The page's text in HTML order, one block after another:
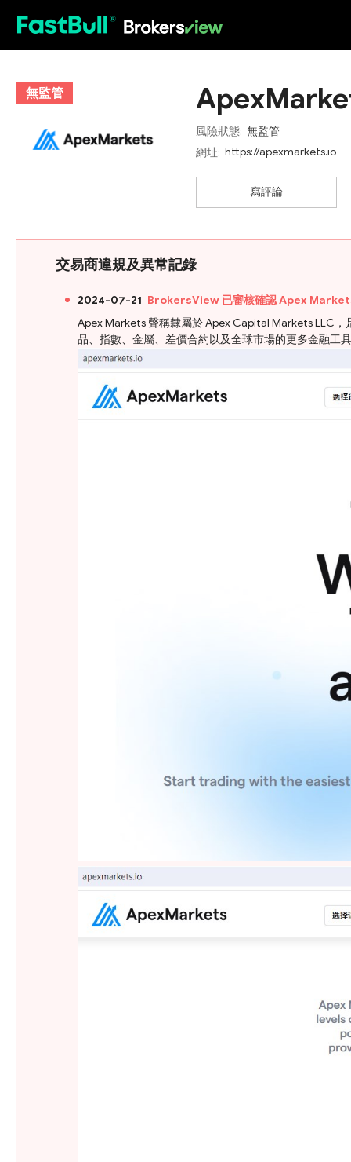
無監管
風險狀態: 無監管
網址: https://apexmarkets.io
寫評論
交易商違規及異常記錄
2024-07-21 BrokersView 已審核確認 Apex
Apex Markets 聲稱隸屬於 Apex Capital Markets LLC
品、指數、金屬、差價合約以及全球市場的更多金融工